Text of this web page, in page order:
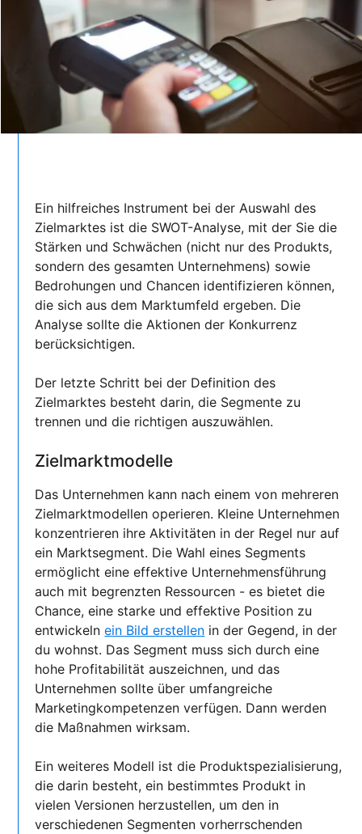
Ein hilfreiches Instrument bei der Auswahl des
Zielmarktes ist die SWOT-Analyse, mit der Sie die
Stärken und Schwächen (nicht nur des Produkts,
sondern des gesamten Unternehmens) sowie
Bedrohungen und Chancen identifizieren können,
die sich aus dem Marktumfeld ergeben. Die
Analyse sollte die Aktionen der Konkurrenz
berücksichtigen.
Der letzte Schritt bei der Definition des
Zielmarktes besteht darin, die Segmente zu
trennen und die richtigen auszuwählen.
Zielmarktmodelle
Das Unternehmen kann nach einem von mehreren
Zielmarktmodellen operieren. Kleine Unternehmen
konzentrieren ihre Aktivitäten in der Regel nur auf
ein Marktsegment. Die Wahl eines Segments
ermöglicht eine effektive Unternehmensführung
auch mit begrenzten Ressourcen - es bietet die
Chance, eine starke und effektive Position zu
entwickelnein Bild erstellen in der Gegend, in der
du wohnst. Das Segment muss sich durch eine
hohe Profitabilität auszeichnen, und das
Unternehmen sollte über umfangreiche
Marketingkompetenzen verfügen. Dann werden
die Maßnahmen wirksam.
Ein weiteres Modell ist die Produktspezialisierung,
die darin besteht, ein bestimmtes Produkt in
vielen Versionen herzustellen, um den in
verschiedenen Segmenten vorherrschenden